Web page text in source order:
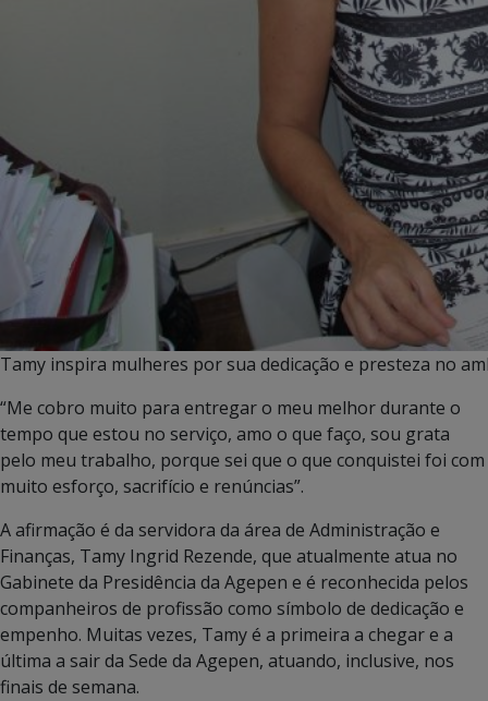
Tamy inspira mulheres por sua dedicação e presteza no
“Me cobro muito para entregar o meu melhor durante o
tempo que estou no serviço, amo o que faço, sou grata
pelo meu trabalho, porque sei que o que conquistei foi com
muito esforço, sacrifício e renúncias”.
A afirmação é da servidora da área de Administração e
Finanças, Tamy Ingrid Rezende, que atualmente atua no
Gabinete da Presidência da Agepen e é reconhecida pelos
companheiros de profissão como símbolo de dedicação e
empenho. Muitas vezes, Tamy é a primeira a chegar e a
última a sair da Sede da Agepen, atuando, inclusive, nos
finais de semana.